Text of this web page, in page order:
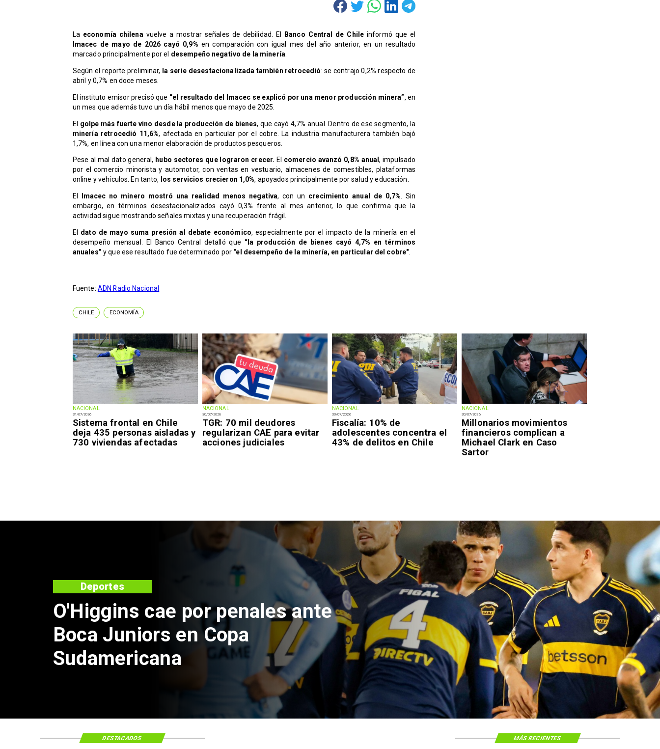
NACIONAL
31/07/2026
Sistema frontal en Chile
deja 435 personas aisladas y
730 viviendas afectadas
NACIONAL
30/07/2026
TGR: 70 mil deudores
regularizan CAE para evitar
acciones judiciales
NACIONAL
30/07/2026
Fiscalía: 10% de
adolescentes concentra el
43% de delitos en Chile
NACIONAL
30/07/2026
Millonarios movimientos
financieros complican a
Michael Clark en Caso
Sartor
La economía chilena vuelve a mostrar señales de debilidad. El Banco Central de Chile informó que el
Imacec de mayo de 2026 cayó 0,9% en comparación con igual mes del año anterior, en un resultado
marcado principalmente por el desempeño negativo de la minería
Según el reporte preliminar, la serie desestacionalizada también retrocedió: se contrajo 0,2% respecto de
abril y 0,7% en doce meses.
El instituto emisor precisó que “el resultado del Imacec se explicó por una menor producción minera”, en
un mes que además tuvo un día hábil menos que mayo de 2025.
El golpe más fuerte vino desde la producción de bienes, que cayó 4,7% anual. Dentro de ese segmento, la
minería retrocedió 11,6%, afectada en particular por el cobre. La industria manufacturera también bajó
1,7%, en línea con una menor elaboración de productos pesqueros.
Pese al mal dato general, hubo sectores que lograron crecer. El comercio avanzó 0,8% anual, impulsado
por el comercio minorista y automotor, con ventas en vestuario, almacenes de comestibles, plataformas
online y vehículos. En tanto,
los servicios crecieron 1,0%, apoyados principalmente por salud y educación.
El Imacec no minero mostró una realidad menos negativa, con un crecimiento anual de 0,7%. Sin
embargo, en términos desestacionalizados cayó 0,3% frente al mes anterior, lo que confirma que la
actividad sigue mostrando señales mixtas y una recuperación frágil.
El dato de mayo suma presión al debate económico, especialmente por el impacto de la minería en el
desempeño mensual. El Banco Central detalló que “la producción de bienes cayó 4,7% en términos
anuales” y que ese resultado fue determinado por "el desempeño de la minería, en particular del cobre".
Fuente: ADN Radio Nacional
CHILE ECONOMÍA
Exsubsecretario de Hacienda da
doble positivo en test de drogas
Nacional
DESTACADOS MÁS RECIENTES